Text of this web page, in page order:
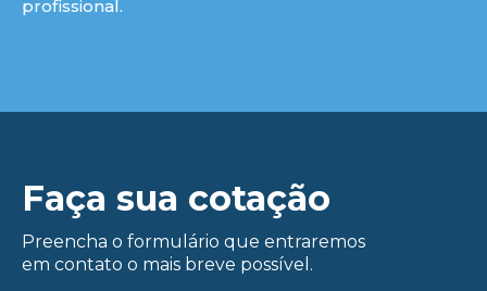
profissional.
Faça sua cotação
Preencha o formulário que entraremos
em contato o mais breve possível.